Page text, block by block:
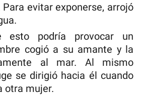
evitar exponerse, arrojó
esto podría provocar un
cogió a su amante y la
al mar. Al mismo
se dirigió hacia él cuando
otra mujer.